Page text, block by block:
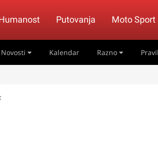
Putovanja Moto Sport
Novosti Kalendar Razno